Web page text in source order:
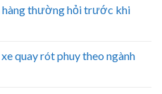
hàng thường hỏi trước khi
quay rót phuy theo ngành